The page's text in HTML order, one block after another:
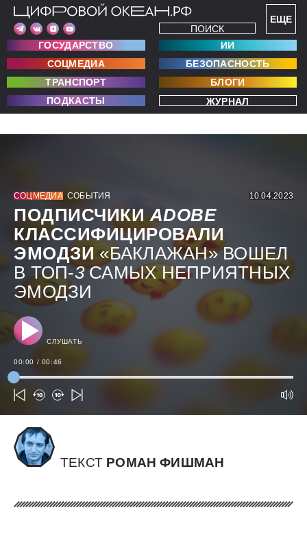
ЕЩЕ
ПОИСК
ГОСУДАРСТВО
ИИ
СОЦМЕДИА
БЕЗОПАСНОСТЬ
ТРАНСПОРТ
БЛОГИ
ПОДКАСТЫ
ЖУРНАЛ
СОЦМЕДИА СОБЫТИЯ 10.04.2023
ПОДПИСЧИКИADOBE
КЛАССИФИЦИРОВАЛИ
ЭМОДЗИ «БАКЛАЖАН» ВОШЕЛ
В ТОП-3САМЫХ НЕПРИЯТНЫХ
ЭМОДЗИ
СЛУШАТЬ
00:00 / 00:46
ТЕКСТ РОМАН ФИШМАН